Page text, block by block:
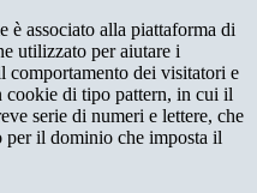
è associato alla piattaforma di
utilizzato per aiutare i
comportamento dei visitatori e
cookie di tipo pattern, in cui il
serie di numeri e lettere, che
per il dominio che imposta il